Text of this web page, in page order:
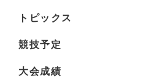
トピックス
競技予定
大会成績